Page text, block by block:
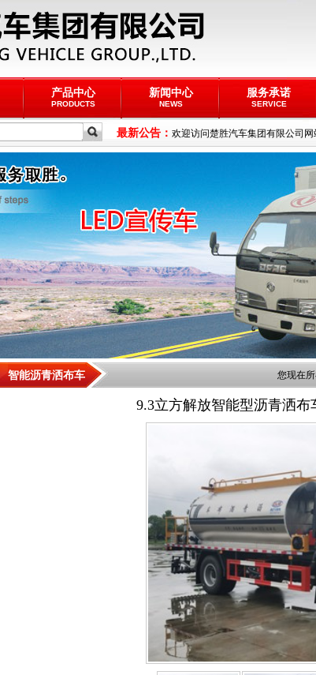
产品中心
PRODUCTS
新闻中心
NEWS
服务承诺
SERVICE
最新公告： 欢迎访问楚胜汽车集团有限公司
智能沥青洒布车 您现在所
9.3立方解放智能型沥青洒布